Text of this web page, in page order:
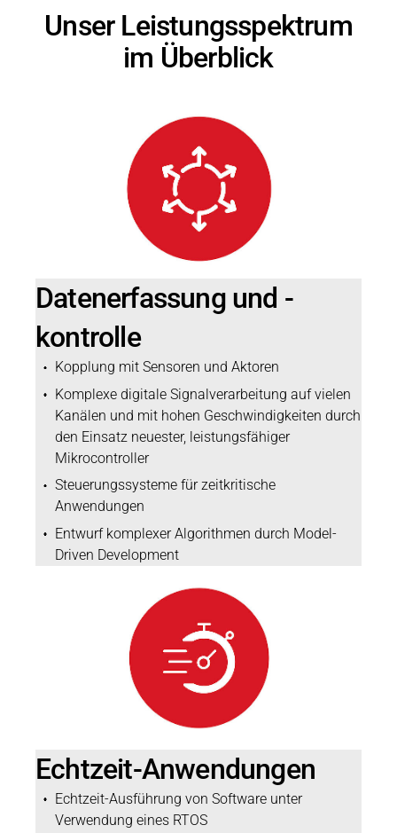
Unser Leistungsspektrum
im Überblick
Datenerfassung und -
kontrolle
Kopplung mit Sensoren und Aktoren
Komplexe digitale Signalverarbeitung auf vielen
Kanälen und mit hohen Geschwindigkeiten durch
den Einsatz neuester, leistungsfähiger
Mikrocontroller
Steuerungssysteme für zeitkritische
Anwendungen
Entwurf komplexer Algorithmen durch Model-
Driven Development
Echtzeit-Anwendungen
Echtzeit-Ausführung von Software unter
Verwendung eines RTOS